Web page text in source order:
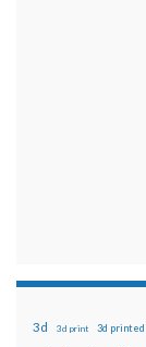
3d 3d print 3d printed